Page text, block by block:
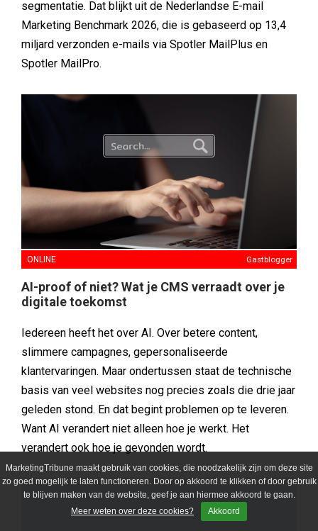
MarketingTribune maakt gebruik van cookies, die noodzakelijk zijn om deze site
zo goed mogelijk te laten functioneren. Door op akkoord te klikken of door gebruik
te blijven maken van de website, geef je aan hiermee akkoord te gaan.
Meer weten over deze cookies?
Akkoord
segmentatie. Dat blijkt uit de Nederlandse E-mail
Marketing Benchmark 2026, die is gebaseerd op 13,4
miljard verzonden e-mails via Spotler MailPlus en
Spotler MailPro.
ONLINE Gastblogger
AI-proof of niet? Wat je CMS verraadt over je
digitale toekomst
Iedereen heeft het over AI. Over betere content,
slimmere campagnes, gepersonaliseerde
klantervaringen. Maar ondertussen staat de technische
basis van veel websites nog precies zoals die drie jaar
geleden stond. En dat begint problemen op te leveren.
Want AI verandert niet alleen hoe je werkt. Het
verandert ook hoe je gevonden wordt.